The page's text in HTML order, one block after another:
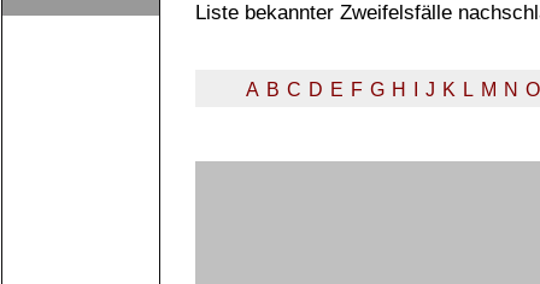
Liste bekannter Zweifelsfälle
A B C D E F G H J K L M N O